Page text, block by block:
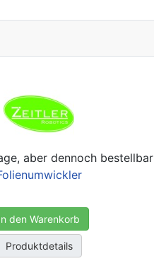
aber dennoch bestellbar
den Warenkorb
Produktdetails